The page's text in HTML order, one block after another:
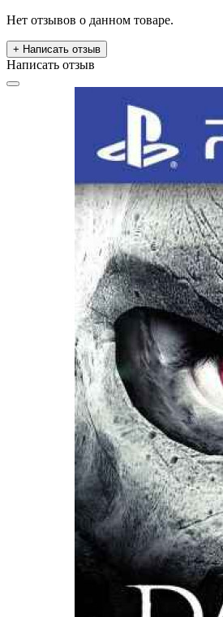
Нет отзывов о данном товаре.
+ Написать отзыв
Написать отзыв